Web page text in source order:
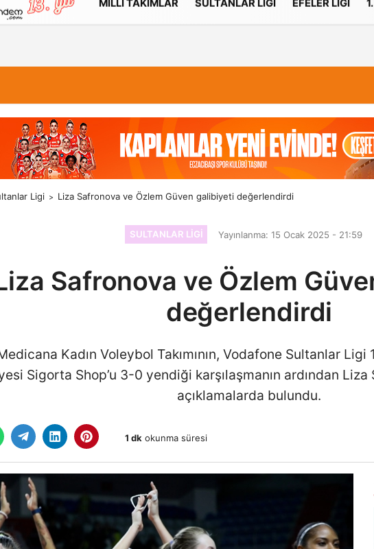
Künye
MILLI TAKIMLAR SULTANLAR LIGI EFELER LIGI
Ligi Liza Safronova ve Özlem Güven galibiyeti değerlendirdi
SULTANLAR LIGI Yayınlanma: 15 Ocak 2025 - 21:59
Safronova ve Özlem
değerlendirdi
Kadın Voleybol Takımının, Vodafone Sultanlar
Sigorta Shop’u 3-0 yendiği karşılaşmanın ardından
açıklamalarda bulundu.
1 dk okunma süresi